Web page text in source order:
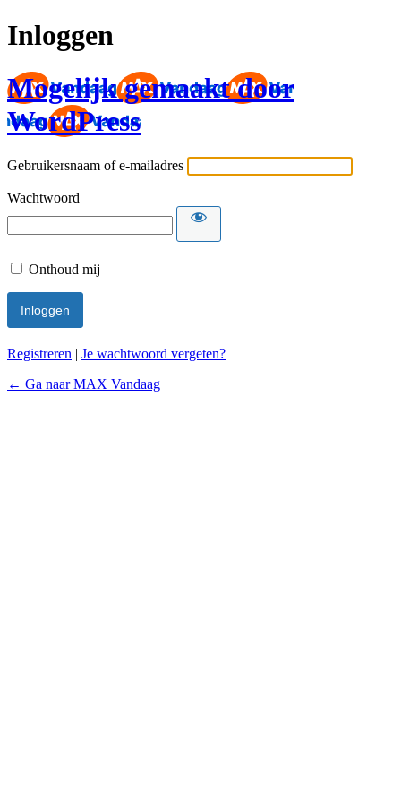
Inloggen
Mogelijk gemaakt door
WordPress
Gebruikersnaam of e-mailadres
Wachtwoord
Onthoud mij
Registreren | Je wachtwoord vergeten?
← Ga naar MAX Vandaag